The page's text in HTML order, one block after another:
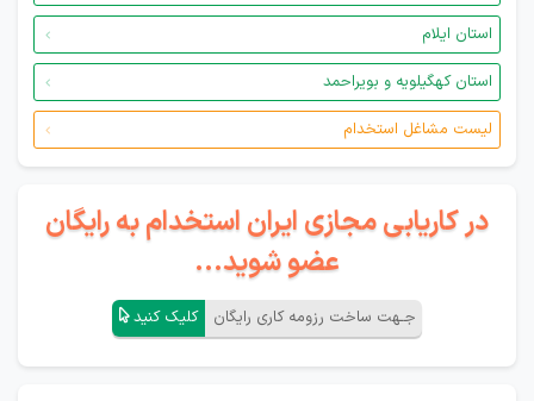
استان ایلام
استان کهگیلویه و بویراحمد
لیست مشاغل استخدام
در کاریابی مجازی ایران استخدام به رایگان
عضو شوید...
جـهت ساخت رزومه کاری رایگان کلیک کنید